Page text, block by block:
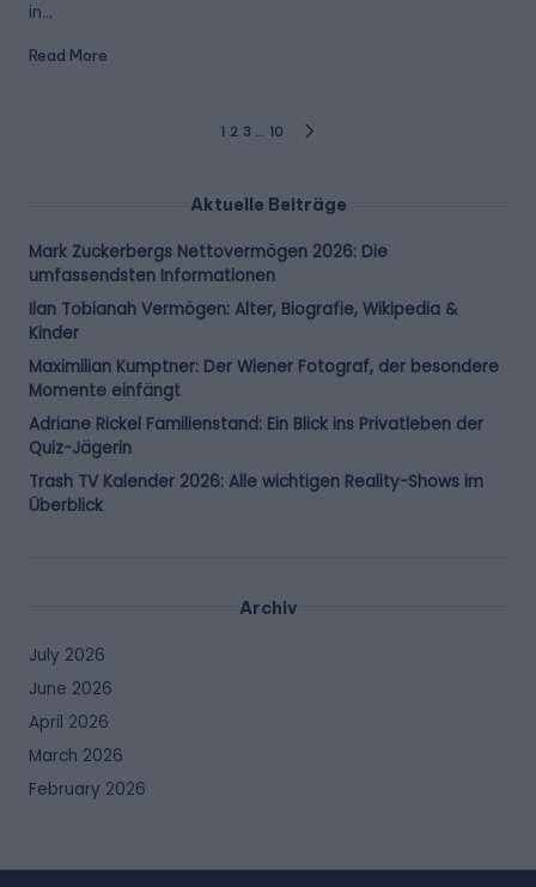
in…
Read More
pagination
1 2 3 … 10
Aktuelle Beiträge
Mark Zuckerbergs Nettovermögen 2026: Die
umfassendsten Informationen
Ilan Tobianah Vermögen: Alter, Biografie, Wikipedia &
Kinder
Maximilian Kumptner: Der Wiener Fotograf, der besondere
Momente einfängt
Adriane Rickel Familienstand: Ein Blick ins Privatleben der
Quiz-Jägerin
Trash TV Kalender 2026: Alle wichtigen Reality-Shows im
Überblick
Archiv
July 2026
June 2026
April 2026
March 2026
February 2026